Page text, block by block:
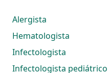
Alergista
Hematologista
Infectologista
Infectologista pediátrico